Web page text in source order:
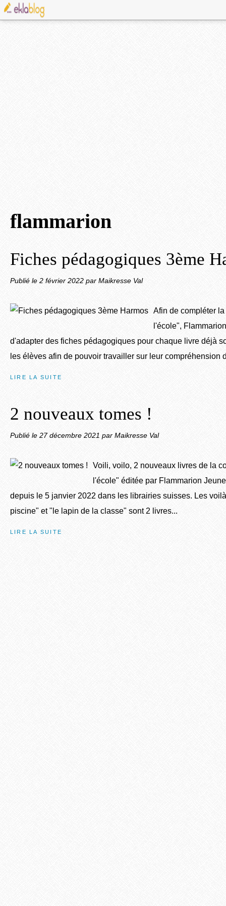
flammarion
Fiches pédagogiques 3ème
Publié le 2 février 2022 par Maikresse Val
Afin de compléter
l'école",
d'adapter des fiches pédagogiques pour chaque livre déjà
les élèves afin de pouvoir travailler sur leur compréhension
LIRE LA SUITE
2 nouveaux tomes !
Publié le 27 décembre 2021 par Maikresse Val
Voili, voilo, 2 nouveaux livres de la
l'école" éditée par Flammarion
depuis le 5 janvier 2022 dans les librairies suisses. Les
piscine" et "le lapin de la classe" sont 2 livres...
LIRE LA SUITE